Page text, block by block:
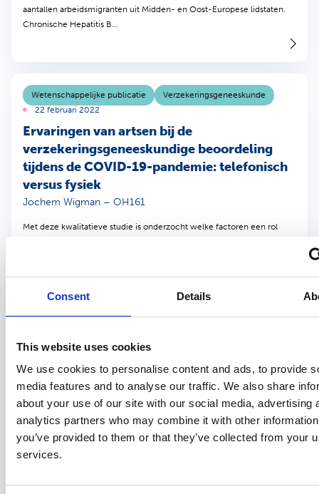
Consent Details
This website uses cookies
We use cookies to personalise content and ads, to provide
media features and to analyse our traffic. We also share
about your use of our site with our social media, advertising
analytics partners who may combine it with other
you’ve provided to them or that they’ve collected from your
services.
aantallen arbeidsmigranten uit Midden- en Oost-Europese lidstaten.
Chronische Hepatitis B…
Ervaringen van artsen bij de
verzekeringsgeneeskundige beoordeling
tijdens de COVID-19-pandemie: telefonisch
versus fysiek
Jochem Wigman – OH161
Wetenschappelijke publicatie
Verzekeringsgeneeskunde
22 februari 2022
Met deze kwalitatieve studie is onderzocht welke factoren een rol
Bevorderende en belemmerende factoren in
de arbocuratieve samenwerking
Christel Muis – OH157
Met deze kwalitatieve studie is verkend hoe de samenwerking tussen
cardiologen en bedrijfsartsen kan worden verbeterd, met de focus
op…